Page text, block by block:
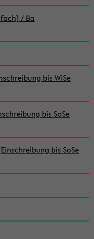
/ Ba
bis WiSe
bis SoSe
bis SoSe